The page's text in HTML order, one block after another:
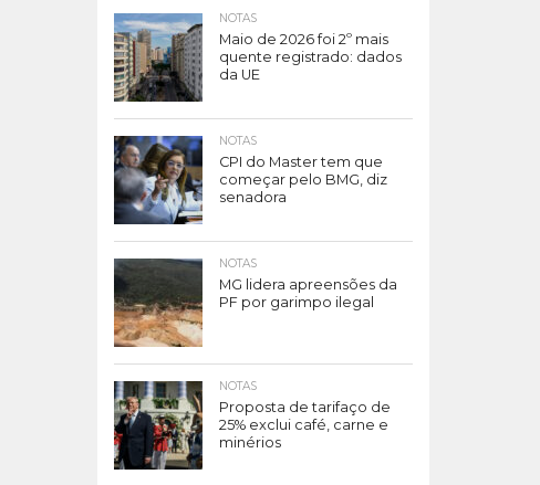
NOTAS
Maio de 2026 foi 2º mais
quente registrado: dados
da UE
NOTAS
CPI do Master tem que
começar pelo BMG, diz
senadora
NOTAS
MG lidera apreensões da
PF por garimpo ilegal
NOTAS
Proposta de tarifaço de
25% exclui café, carne e
minérios